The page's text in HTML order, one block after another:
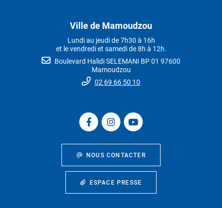
Ville de Mamoudzou
Lundi au jeudi de 7h30 à 16h
et le vendredi et samedi de 8h à 12h.
Boulevard Halidi SELEMANI BP 01 97600
Mamoudzou
02 69 66 50 10
NOUS CONTACTER
ESPACE PRESSE